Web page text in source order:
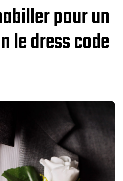
pour un
le dress code